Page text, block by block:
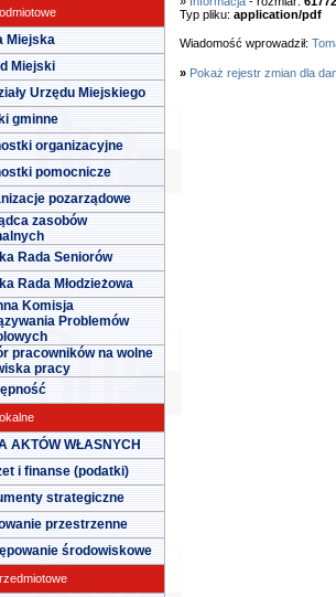
Miejska
Miejski
Urzędu Miejskiego
gminne
organizacyjne
pomocnicze
pozarządowe
zasobów
Rada Seniorów
Rada Młodzieżowa
Komisja
Problemów
pracowników na wolne
pracy
AKTÓW WŁASNYCH
i finanse (podatki)
strategiczne
przestrzenne
środowiskowe
Typ pliku: application/pdf
Wiadomość wprowadził:
» Pokaż rejestr zmian dla